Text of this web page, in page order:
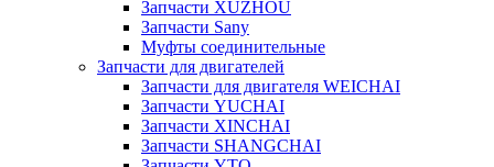
Запчасти XUZHOU
Запчасти Sany
Муфты соединительные
Запчасти для двигателей
Запчасти для двигателя WEICHAI
Запчасти YUCHAI
Запчасти XINCHAI
Запчасти SHANGCHAI